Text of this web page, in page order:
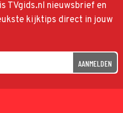
TVgids.nl nieuwsbrief en
kijktips direct in jouw
AANMELDEN